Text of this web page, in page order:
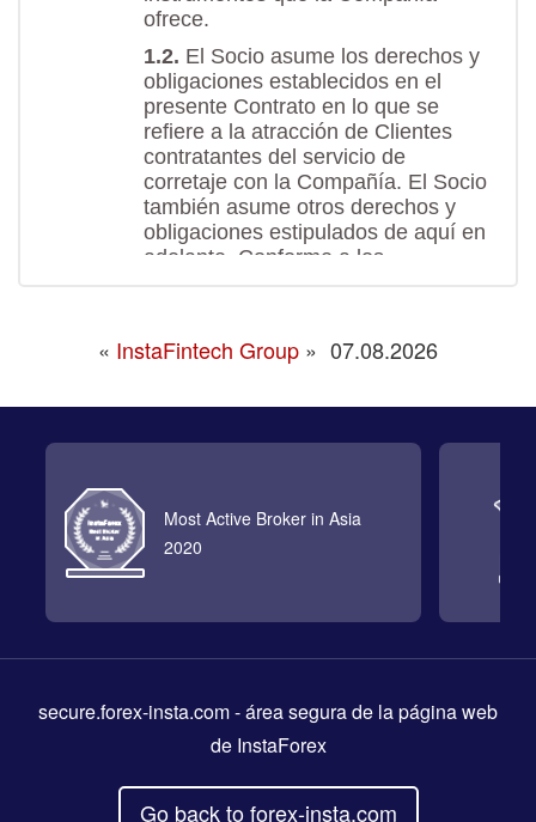
« InstaFintech Group » 07.08.2026
Most Active Broker in Asia
2020
secure.forex-insta.com- área segura de la página web
de InstaForex
Go back to forex-insta.com